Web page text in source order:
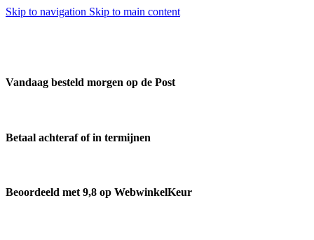
Skip to navigation Skip to main content
Vandaag besteld morgen op de Post
Betaal achteraf of in termijnen
Beoordeeld met 9,8 op WebwinkelKeur